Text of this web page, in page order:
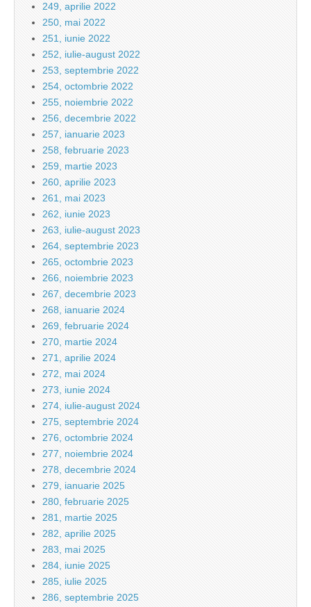
249, aprilie 2022
250, mai 2022
251, iunie 2022
252, iulie-august 2022
253, septembrie 2022
254, octombrie 2022
255, noiembrie 2022
256, decembrie 2022
257, ianuarie 2023
258, februarie 2023
259, martie 2023
260, aprilie 2023
261, mai 2023
262, iunie 2023
263, iulie-august 2023
264, septembrie 2023
265, octombrie 2023
266, noiembrie 2023
267, decembrie 2023
268, ianuarie 2024
269, februarie 2024
270, martie 2024
271, aprilie 2024
272, mai 2024
273, iunie 2024
274, iulie-august 2024
275, septembrie 2024
276, octombrie 2024
277, noiembrie 2024
278, decembrie 2024
279, ianuarie 2025
280, februarie 2025
281, martie 2025
282, aprilie 2025
283, mai 2025
284, iunie 2025
285, iulie 2025
286, septembrie 2025